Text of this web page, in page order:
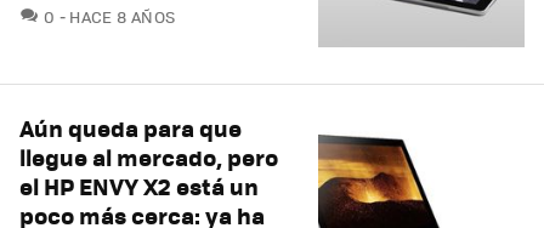
0 COMENTARIOS
HACE 8 AÑOS
Aún queda para que
llegue al mercado, pero
el HP ENVY X2 está un
poco más cerca: ya ha